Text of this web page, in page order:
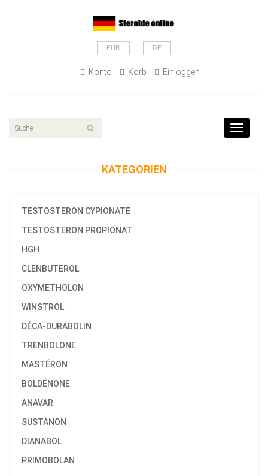
EUR DE
Konto Korb Einloggen
Toggle
KATEGORIEN
TESTOSTERON CYPIONATE
TESTOSTERON PROPIONAT
HGH
CLENBUTEROL
OXYMETHOLON
WINSTROL
DÉCA-DURABOLIN
TRENBOLONE
MASTÉRON
BOLDÉNONE
ANAVAR
SUSTANON
DIANABOL
PRIMOBOLAN